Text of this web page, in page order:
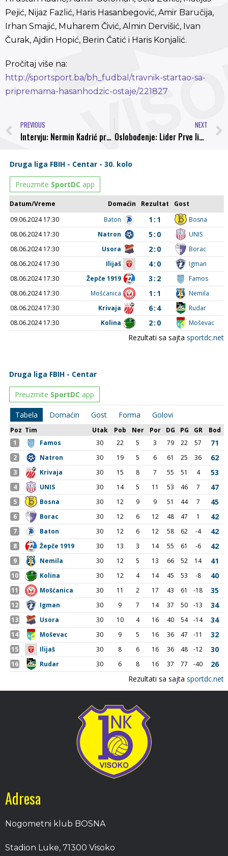
Pejić, Nijaz Fazlić, Haris Hasanbegović, Amir Baručija,
Irhan Smajić, Muharem Čivić, Almin Dervišić, Ivan
Čurak, Ajdin Hopić, Berin Čatić i Haris Konjalić.
Pročitaj više na:
http://sportsport.ba/bh_fudbal/travnik-startao-sa-
pripremama-hasanhodzic-ostaje/221827
PREVIOUS
Intervju: Nermin Kadrić predsjednik NK Bosna Visoko
NEXT
Oslobođenje: Lider Prve lige FBiH počeo pripreme: Cilj NK Bosna je Premijer liga!
Adresa
Nogometni klub BOSNA
Stadion Luke, 71300 Visoko